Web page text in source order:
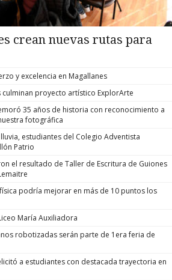
crean nuevas rutas para
y excelencia en Magallanes
proyecto artístico ExplorArte
35 años de historia con reconocimiento a
fotográfica
estudiantes del Colegio Adventista
Patrio
el resultado de Taller de Escritura de Guiones
podría mejorar en más de 10 puntos los
María Auxiliadora
robotizadas serán parte de 1era feria de
a estudiantes con destacada trayectoria en